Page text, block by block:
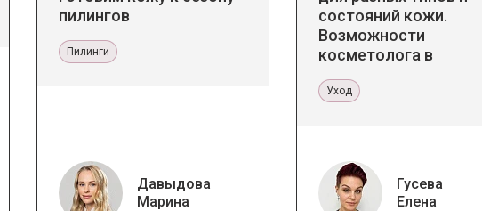
пилингов
Пилинги
Давыдова
Марина
состояний кожи.
Возможности
косметолога в
Уход
Гусева
Елена